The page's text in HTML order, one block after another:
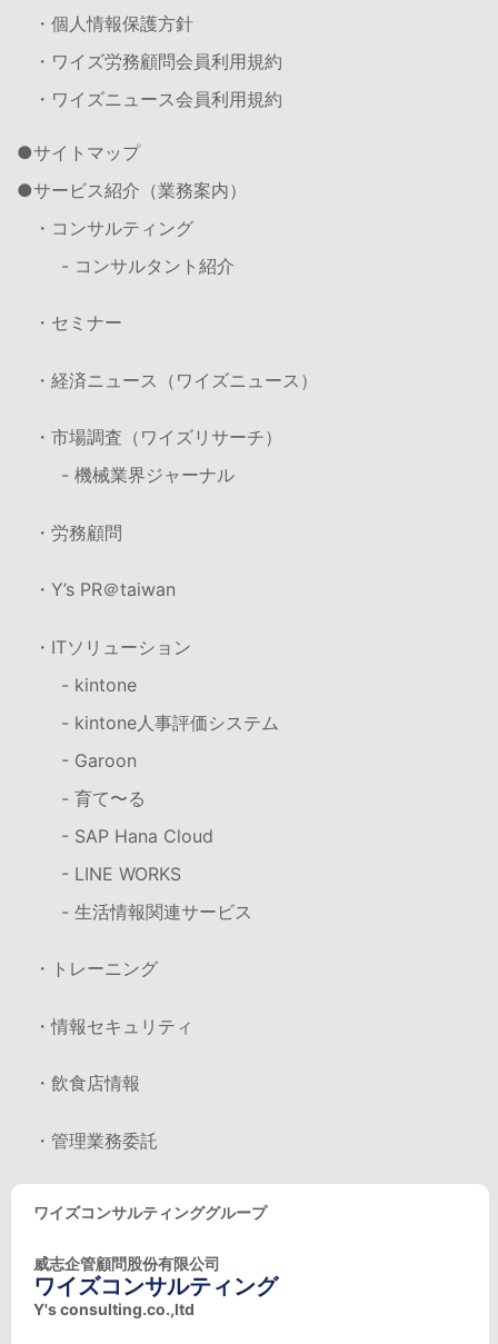
・個人情報保護方針
・ワイズ労務顧問会員利用規約
・ワイズニュース会員利用規約
サイトマップ
サービス紹介（業務案内）
・コンサルティング
- コンサルタント紹介
・セミナー
・経済ニュース（ワイズニュース）
・市場調査（ワイズリサーチ）
- 機械業界ジャーナル
・労務顧問
・Y’s PR＠taiwan
・ITソリューション
- kintone
- kintone人事評価システム
- Garoon
- 育て〜る
- SAP Hana Cloud
- LINE WORKS
- 生活情報関連サービス
・トレーニング
・情報セキュリティ
・飲食店情報
・管理業務委託
ワイズコンサルティンググループ
威志企管顧問股份有限公司
ワイズコンサルティング
Y's consulting.co.,ltd